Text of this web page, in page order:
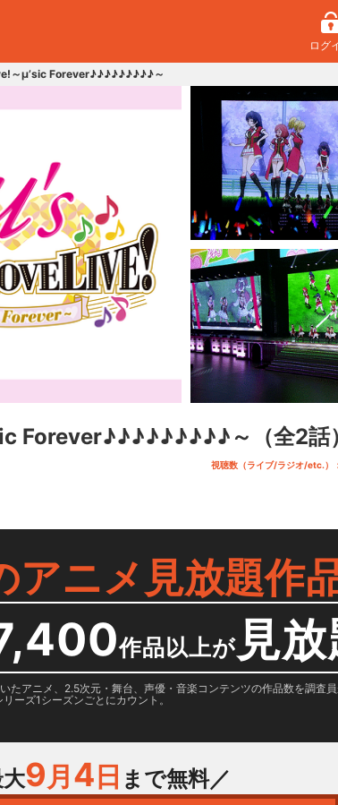
ログ
～μ’sic Forever♪♪♪♪♪♪♪♪♪～
Forever♪♪♪♪♪♪♪♪♪～ （全2話）
視聴数（ライブ/ラジオ/etc.）
アニメ見放題作
作品以上が 見
アニメ、2.5次元・舞台、声優・音楽コンテンツの作品数を調査
ーズ1シーズンごとにカウント。
9月 4 日 まで無料／